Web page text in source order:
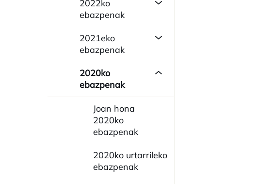
2022ko
ebazpenak
2021eko
ebazpenak
2020ko
ebazpenak
Joan hona
2020ko
ebazpenak
2020ko urtarrileko
ebazpenak